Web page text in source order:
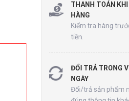
THANH TOÁN KHI
HÀNG
Kiểm tra hàng
tiền.
ĐỔI TRẢ TRONG
NGÀY
Đổi/trả sản phẩm